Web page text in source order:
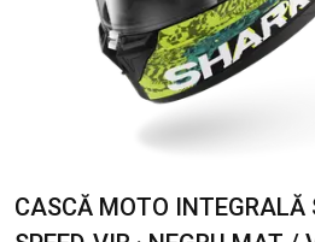
CASCĂ MOTO INTEGRALĂ